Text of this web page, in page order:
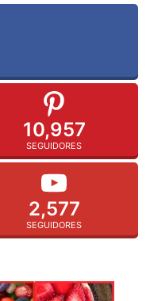
10,957
SEGUIDORES
2,577
SEGUIDORES